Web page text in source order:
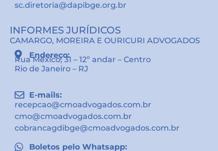
sc.diretoria@dapibge.org.br
INFORMES JURÍDICOS
CAMARGO, MOREIRA E OURICURI ADVOGADOS
Endereço:
Rua México, 31 – 12º andar – Centro
Rio de Janeiro – RJ
E-mails:
recepcao@cmoadvogados.com.br
cmo@cmoadvogados.com.br
cobrancagdibge@cmoadvogados.com.br
Boletos pelo Whatsapp: